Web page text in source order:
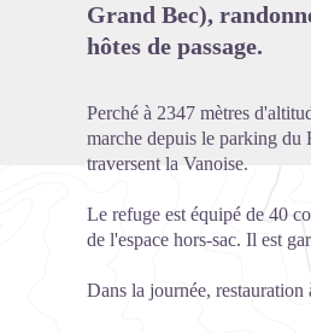
Grand Bec),
hôtes de passage.
Perché à 2347 mètres
marche depuis le parking du
traversent la Vanoise.
Le refuge est équipé de 40
de l'espace hors-sac. Il est
Dans la journée, restauration